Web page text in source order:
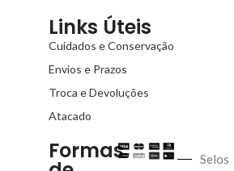
Links Úteis
Cuidados e Conservação
Envios e Prazos
Troca e Devoluções
Atacado
Formas Selos